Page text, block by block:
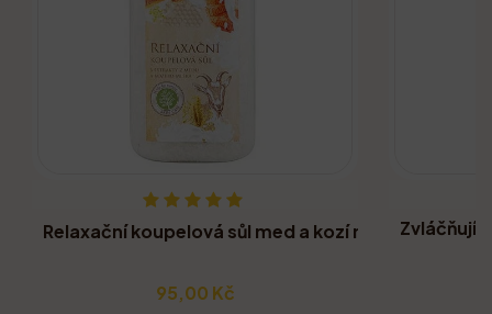
Relaxační koupelová sůl med a kozí mléko
95,00 Kč